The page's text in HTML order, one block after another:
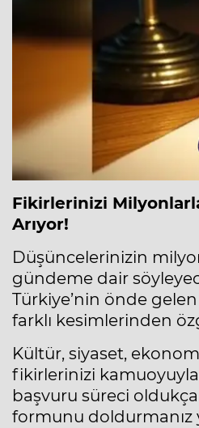
Fikirlerinizi
Arıyor!
Düşüncelerinizin
gündeme dair
Türkiye’nin önde
farklı kesimlerinden
Kültür, siyaset,
fikirlerinizi
başvuru süreci oldukça
formunu doldurmanız